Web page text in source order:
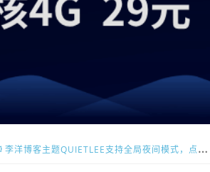
ZBP最新拟物博客主题，支持移动端自适应，强大的SEO功能，更多详情请点击